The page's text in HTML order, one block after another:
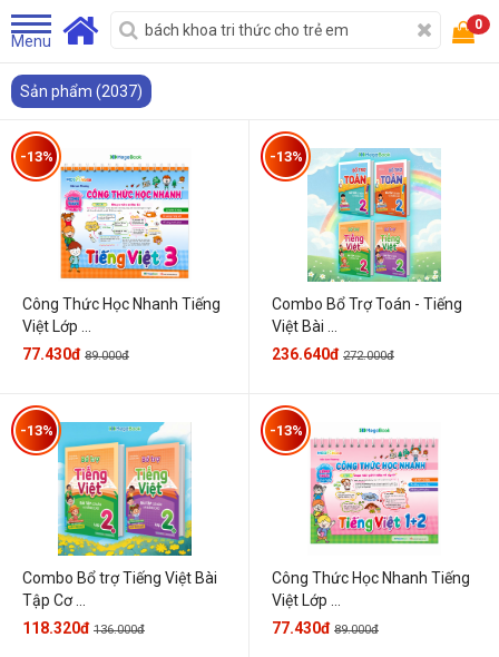
Menu
0
Sản phẩm (2037)
Công Thức Học Nhanh Tiếng
Việt Lớp ...
-13%
77.430đ 89.000đ
Combo Bổ Trợ Toán - Tiếng
Việt Bài ...
-13%
236.640đ 272.000đ
Combo Bổ trợ Tiếng Việt Bài
Tập Cơ ...
-13%
118.320đ 136.000đ
Công Thức Học Nhanh Tiếng
Việt Lớp ...
-13%
77.430đ 89.000đ